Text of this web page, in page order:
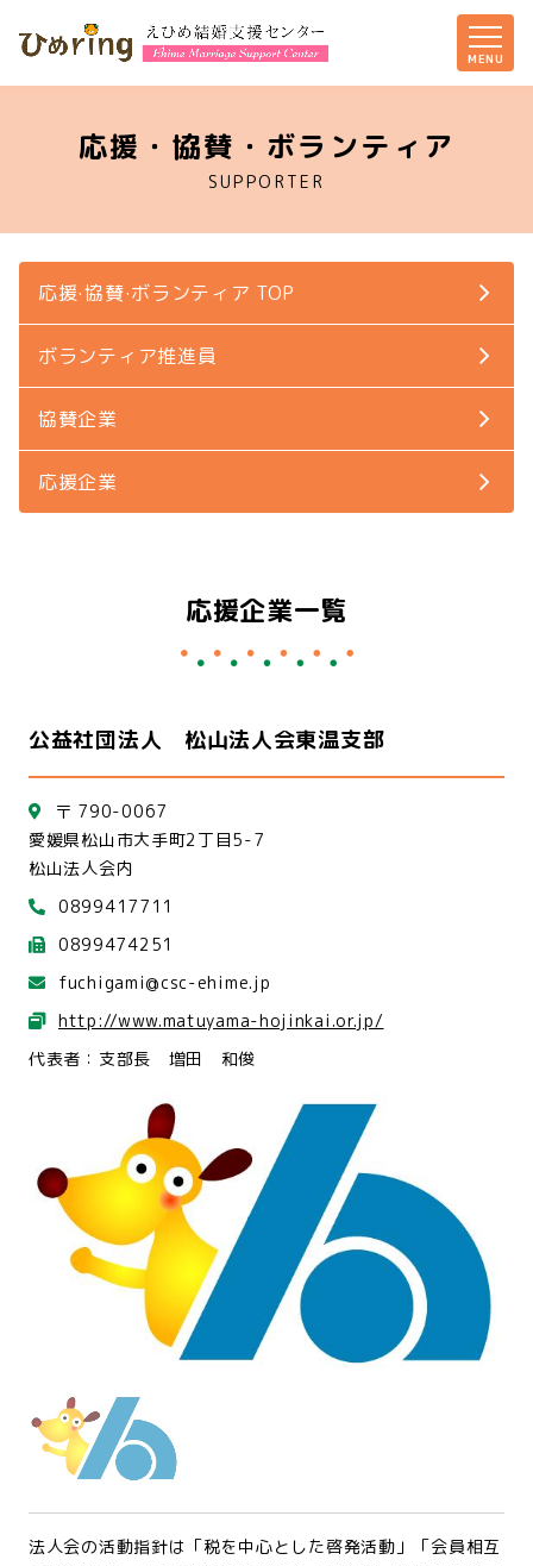
応援・協賛・ボランティア
SUPPORTER
応援·協賛·ボランティア TOP
ボランティア推進員
協賛企業
応援企業
応援企業一覧
公益社団法人 松山法人会東温支部
〒 790-0067
愛媛県松山市大手町2丁目5-7
松山法人会内
0899417711
0899474251
fuchigami@csc-ehime.jp
http://www.matuyama-hojinkai.or.jp/
代表者：支部長 増田 和俊
法人会の活動指針は「税を中心とした啓発活動」「会員相互